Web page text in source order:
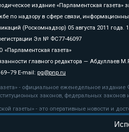
издание «Парламентская газета»
по надзору в сфере связи,
(Роскомнадзор) 05 августа 2011 года.
Эл № ФС77-46097
газета»
главного редактора — Абдуллаев
E-mail: pg@pnp.ru
- официальное еженедельное
законов, федеральных законов
газеты» - это оперативные новости и
активная ссылка на pnp.ru
рекомендательные